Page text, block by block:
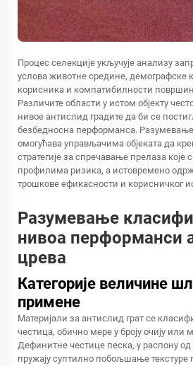
Процес селекције укључује анализу
услова животне средине, демографске
корисника и компатибилности
Различите области у истом објекту
нивое антислид градите да би се
безбедносна перформанса. Разумевање
омогућава управљачима објеката да
стратегије за спречавање прелаза
профилима ризика, а истовремено
трошкове ефикасности и корисничког
Разумевање
нивоа перформанси
црева
Категорије величине
примене
Материјали за антислид грат се
честица, обично мере у броју очију или
Дефинитне честице песка, у распону
пружају суптилно побољшање текстуре